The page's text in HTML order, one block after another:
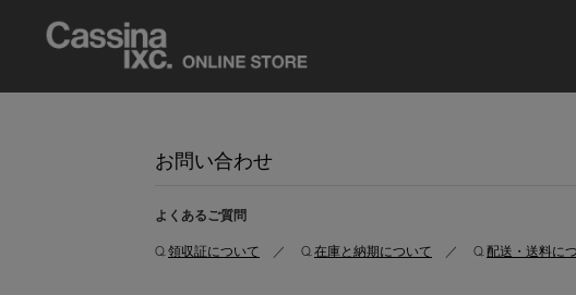
お問い合わせ
よくあるご質問
Q.領収証について ／ Q.在庫と納期について ／ Q. 配送・送料に